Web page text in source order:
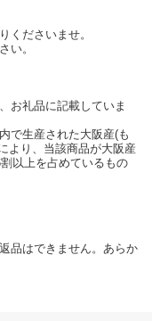
くださいませ。
い。
お礼品に記載していま
で生産された大阪産(も
より、当該商品が大阪産
以上を占めているもの
品はできません。あらか